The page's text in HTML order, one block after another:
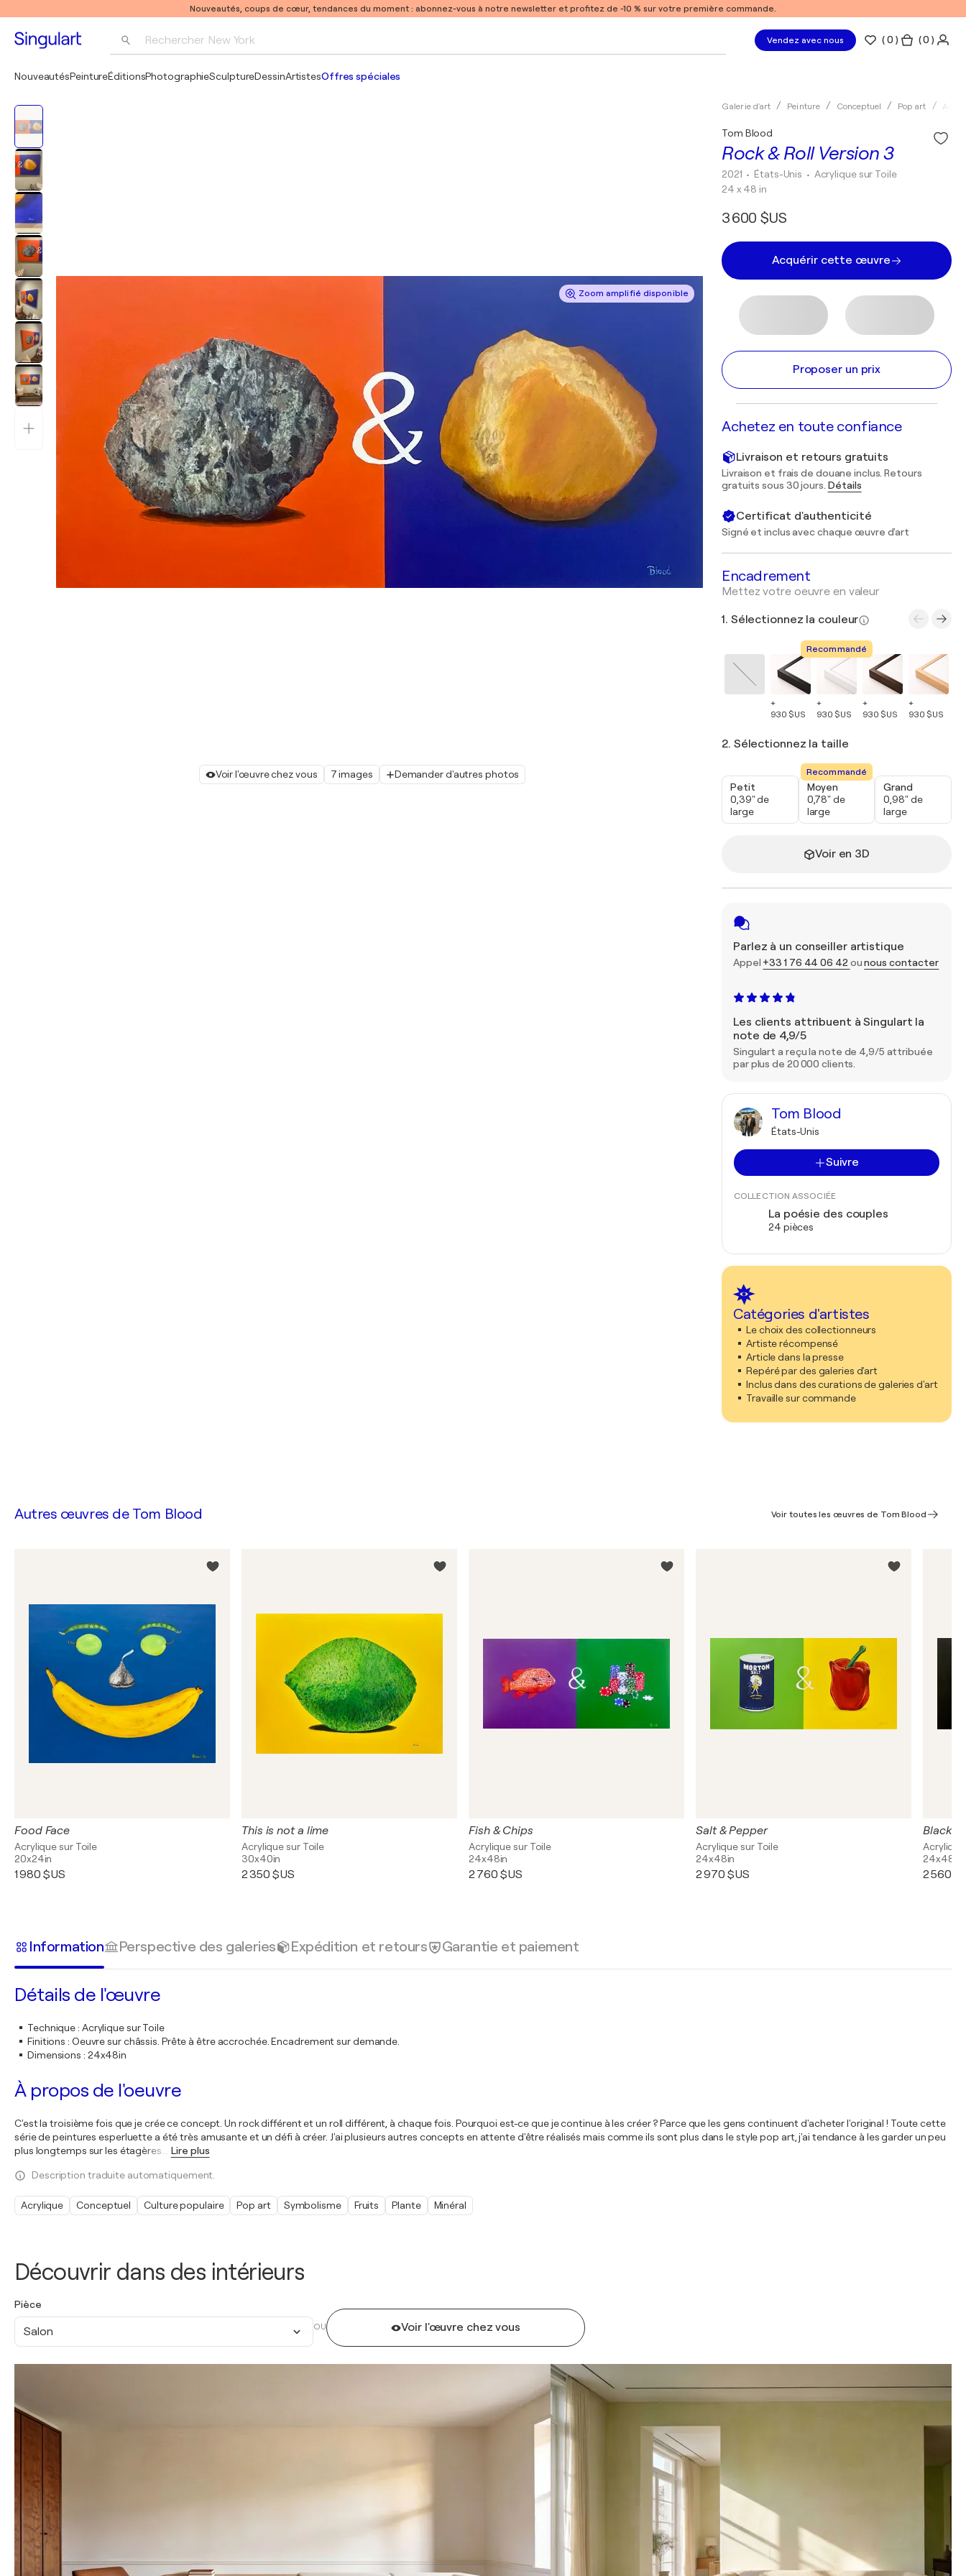
Nouveautés, coups de cœur, tendances du moment : abonnez-vous à notre newsletter et profitez de -10 % sur votre première commande.
Rechercher New York Vendez avec nous (0 ) ( 0 )
NouveautésPeintureÉditionsPhotographieSculptureDessinArtistesOffres spéciales
Zoom amplifié disponible
Voir l'œuvre chez vous 7 images Demander d'autres photos
Galerie d'art Peinture Conceptuel Pop art
Rock & Roll Version 3
Tom Blood
2021 • États-Unis • Acrylique sur Toile
24 x 48 in
3 600 $US
Acquérir cette œuvre
Proposer un prix
Achetez en toute confiance
Livraison et retours gratuits
Livraison et frais de douane inclus. Retours
gratuits sous 30 jours. Détails
Certificat d'authenticité
Signé et inclus avec chaque œuvre d'art
Encadrement
Mettez votre oeuvre en valeur
1. Sélectionnez la couleur
+
930 $US
Recommandé
+
930 $US
+
930 $US
+
930 $US
2. Sélectionnez la taille
Petit
0,39" de
large
Recommandé
Moyen
0,78" de
large
Grand
0,98" de
large
Voir en 3D
Parlez à un conseiller artistique
Appel +33 1 76 44 06 42 ounous contacter
Les clients attribuent à Singulart la
note de 4,9/5
Singulart a reçu la note de 4,9/5 attribuée
par plus de 20 000 clients.
Tom Blood
États-Unis
Suivre
COLLECTION ASSOCIÉE
La poésie des couples
24 pièces
Catégories d'artistes
Le choix des collectionneurs
Artiste récompensé
Article dans la presse
Repéré par des galeries d'art
Inclus dans des curations de galeries d'art
Travaille sur commande
Découvrir dans des intérieurs
Pièce
Salon OU Voir l'œuvre chez vous
Autres œuvres de Tom Blood Voir toutes les œuvres de Tom Blood
Food Face
Acrylique sur Toile
20x24in
1 980 $US
This is not a lime
Acrylique sur Toile
30x40in
2 350 $US
Fish & Chips
Acrylique sur Toile
24x48in
2 760 $US
Salt & Pepper
Acrylique sur Toile
24x48in
2 970 $US
Black &
24x48in
2 560
Information Perspective des galeries Expédition et retours Garantie et paiement
Détails de l'œuvre
Technique: Acrylique sur Toile
Finitions : Oeuvre sur châssis. Prête à être accrochée. Encadrement sur demande.
Dimensions : 24x48in
À propos de l'oeuvre
C'est la troisième fois que je crée ce concept. Un rock différent et un roll différent, à chaque fois. Pourquoi est-ce que je continue à les créer ? Parce que les gens continuent d'acheter l'original ! Toute cette
série de peintures esperluette a été très amusante et un défi à créer. J'ai plusieurs autres concepts en attente d'être réalisés mais comme ils sont plus dans le style pop art, j'ai tendance à les garder un peu
plus longtemps sur les étagères.
Lire plus
Description traduite automatiquement.
Acrylique Conceptuel Culture populaire Pop art Symbolisme Fruits Plante Minéral